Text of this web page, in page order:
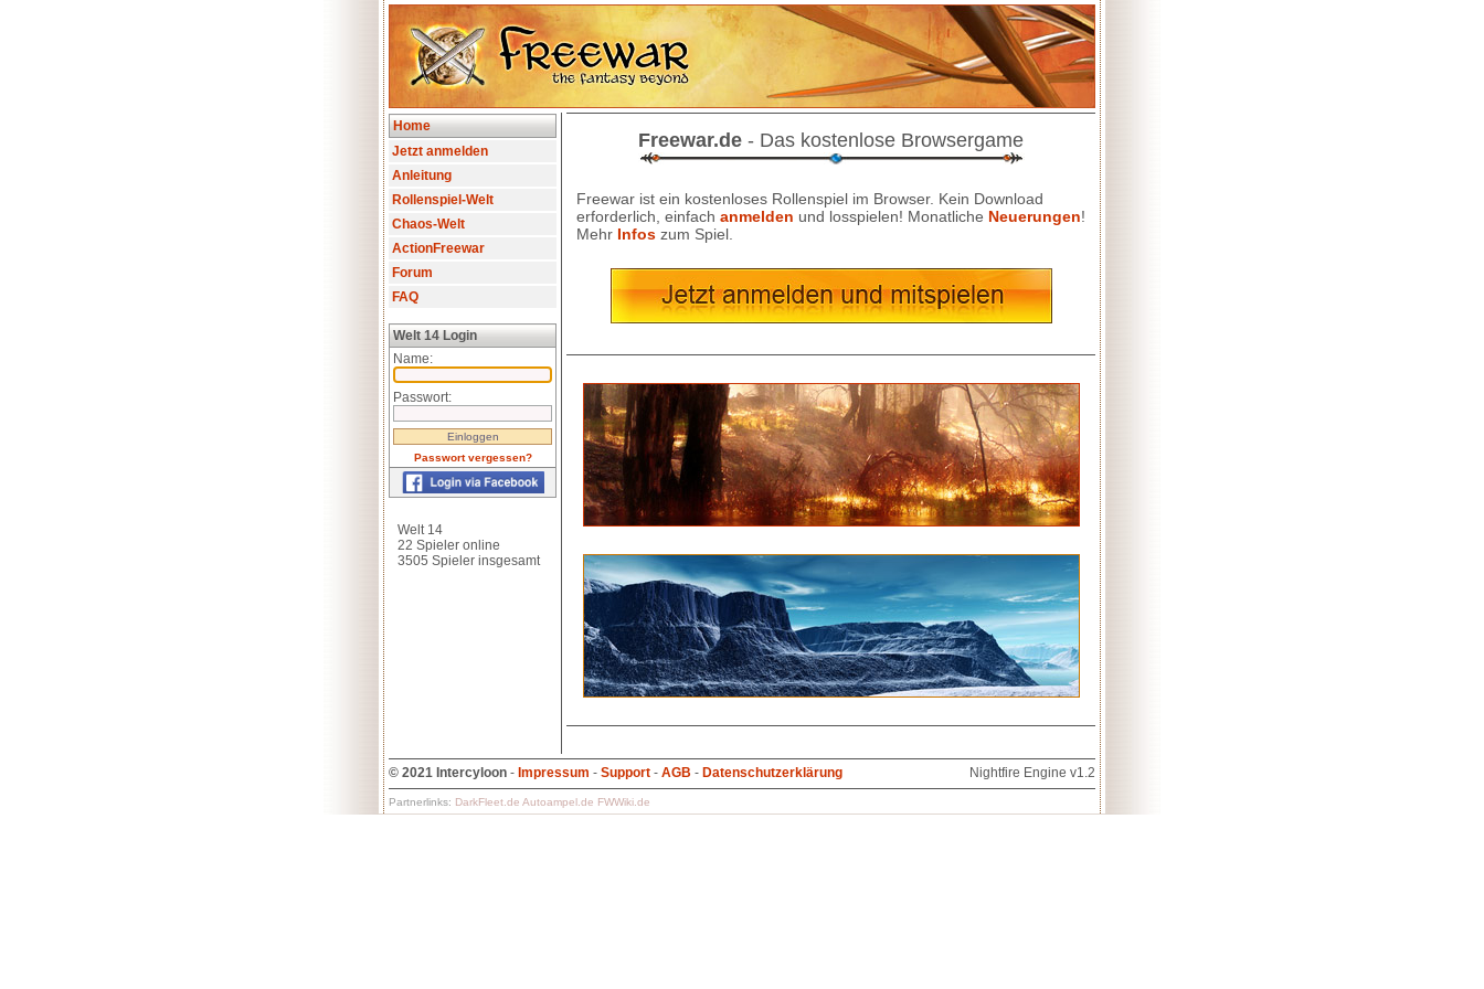
Home
Jetzt anmelden
Anleitung
Rollenspiel-Welt
Chaos-Welt
ActionFreewar
Forum
FAQ
Welt 14 Login
Name:
Passwort:
Passwort vergessen?
Freewar.de - Das kostenlose Browsergame
Freewar ist ein kostenloses Rollenspiel im Browser. Kein Download
erforderlich, einfach anmelden und losspielen! Monatliche Neuerungen!
Mehr Infos zum Spiel.
© 2021 Intercyloon - Impressum - Support - AGB - Datenschutzerklärung Nightfire Engine v1.2
Partnerlinks: DarkFleet.de Autoampel.de FWWiki.de